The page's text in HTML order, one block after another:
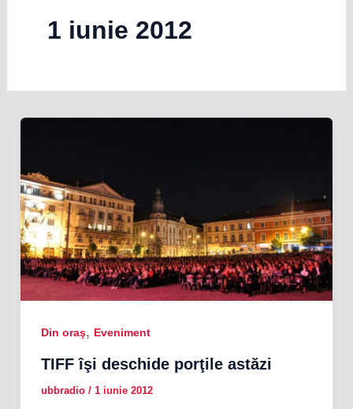
1 iunie 2012
Din oraş, Eveniment
TIFF îşi deschide porţile astăzi
ubbradio / 1 iunie 2012